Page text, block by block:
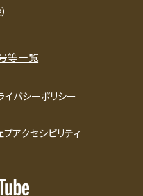
等一覧
イバシーポリシー
ブアクセシビリティ